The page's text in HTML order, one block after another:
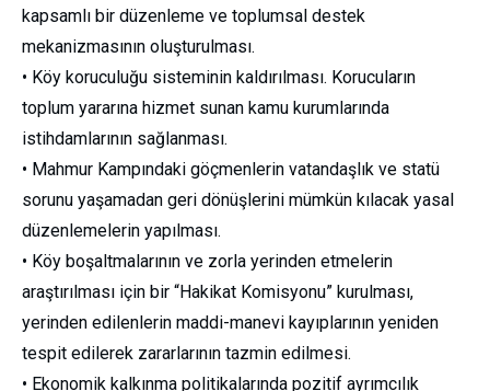
kapsamlı bir düzenleme ve toplumsal destek
mekanizmasının oluşturulması.
• Köy koruculuğu sisteminin kaldırılması. Korucuların
toplum yararına hizmet sunan kamu kurumlarında
istihdamlarının sağlanması.
• Mahmur Kampındaki göçmenlerin vatandaşlık ve statü
sorunu yaşamadan geri dönüşlerini mümkün kılacak yasal
düzenlemelerin yapılması.
• Köy boşaltmalarının ve zorla yerinden etmelerin
araştırılması için bir “Hakikat Komisyonu” kurulması,
yerinden edilenlerin maddi-manevi kayıplarının yeniden
tespit edilerek zararlarının tazmin edilmesi.
• Ekonomik kalkınma politikalarında pozitif ayrımcılık